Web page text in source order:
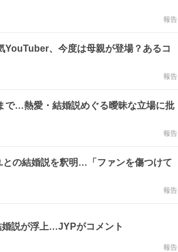
報告
YouTuber、今度は母親が登場？あるコ
報告
で…熱愛・結婚説めぐる曖昧な立場に批
報告
の結婚説を釈明…「ファンを傷つけて
報告
説が浮上…JYPがコメント
報告